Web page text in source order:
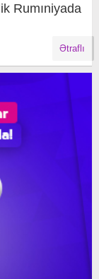
Rumıniyada
Ətraflı